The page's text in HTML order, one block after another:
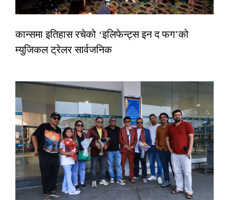
कान्समा इतिहास रचेको ‘इलिफेन्ट्स इन द फग’को
म्युजिकल ट्रेलर सार्वजनिक